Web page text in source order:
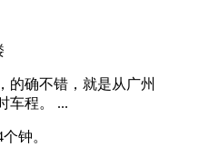
的确不错，就是从广州
车程。 ...
钟。